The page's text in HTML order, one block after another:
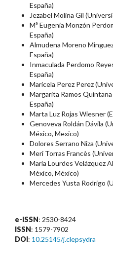
España)
Jezabel Molina Gil
Mª Eugenia Monzón
España)
Almudena Moreno
España)
Inmaculada Perdomo
España)
Maricela Perez Perez
Margarita Ramos
España)
Marta Luz Rojas Wiesner
Genoveva Roldán Dávila
México, Mexico)
Dolores Serrano Niza
Meri Torras Francès
María Lourdes Velázquez
México, México)
Mercedes Yusta Rodrigo
e-ISSN: 2530-8424
ISSN: 1579-7902
DOI: 10.25145/j.clepsydra